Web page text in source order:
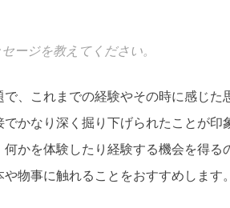
ージを教えてください。
で、これまでの経験やその時に感じた
でかなり深く掘り下げられたことが印
何かを体験したり経験する機会を得る
物事に触れることをおすすめします。